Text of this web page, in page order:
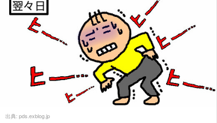
出典: pds.exblog.jp